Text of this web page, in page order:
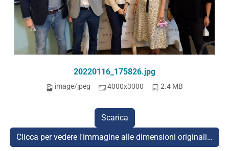
20220116_175826.jpg
image/jpeg 4000x3000 2.4 MB
Scarica
Clicca per vedere l'immagine alle dimensioni originali…